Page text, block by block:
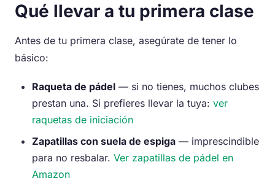
Qué llevar a tu primera clase
Antes de tu primera clase, asegúrate de tener lo
básico:
Raqueta de pádel — si no tienes, muchos clubes
prestan una. Si prefieres llevar la tuya: ver
raquetas de iniciación
Zapatillas con suela de espiga — imprescindible
para no resbalar. Ver zapatillas de pádel en
Amazon